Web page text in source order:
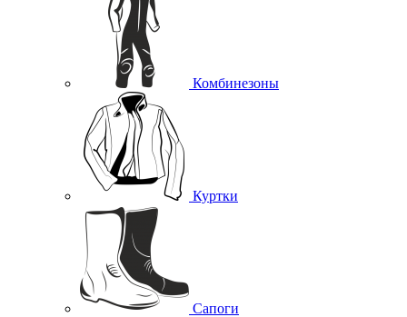
Комбинезоны
Куртки
Сапоги